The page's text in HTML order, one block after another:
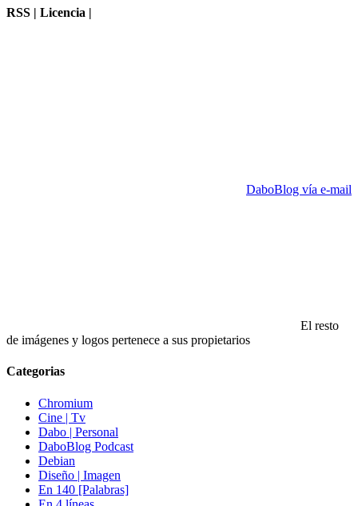
RSS | Licencia |
DaboBlog vía e-mail
El resto
de imágenes y logos pertenece a sus propietarios
Categorias
Chromium
Cine | Tv
Dabo | Personal
DaboBlog Podcast
Debian
Diseño | Imagen
En 140 [Palabras]